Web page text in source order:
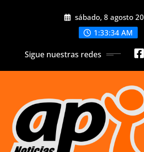
sábado, 8 agosto
1:33:35 AM
Sigue nuestras redes